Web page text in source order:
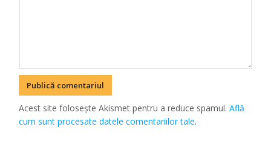
Acest site folosește Akismet pentru a reduce spamul.Află
cum sunt procesate datele comentariilor tale.